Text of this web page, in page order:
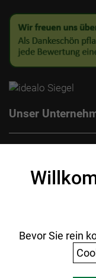
Unser
Datenschutz
Ihr Einkauf
Bevor Sie rein